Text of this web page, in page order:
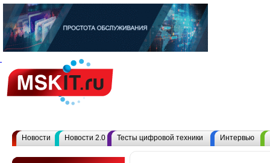
Новости Новости 2.0 Тесты цифровой техники Интервью